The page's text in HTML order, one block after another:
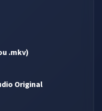
.mkv)
Original